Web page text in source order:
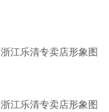
浙江乐清专卖店形象图
浙江乐清专卖店形象图